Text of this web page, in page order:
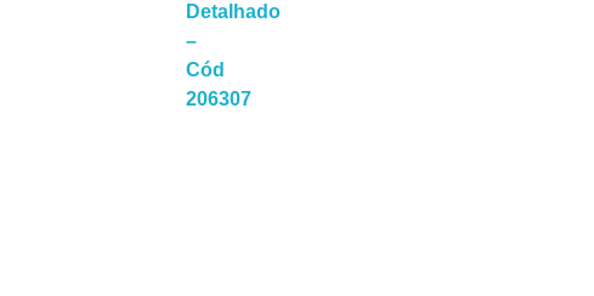
Detalhado
–
Cód
206307